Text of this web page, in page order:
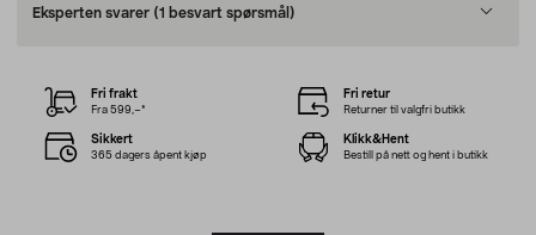
Eksperten svarer (1 besvart spørsmål)
Fri frakt
Fra 599,–*
Fri retur
Returner til valgfri butikk
Sikkert
365 dagers åpent kjøp
Klikk&Hent
Bestill på nett og hent i butikk